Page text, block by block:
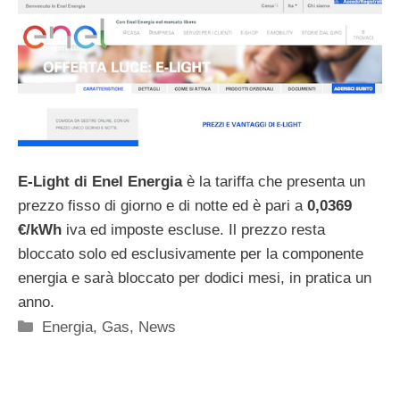
E-Light di Enel Energiaè la tariffa che presenta un
prezzo fisso di giorno e di notte ed è pari a 0,0369
€/kWh iva ed imposte escluse. Il prezzo resta
bloccato solo ed esclusivamente per la componente
energia e sarà bloccato per dodici mesi, in pratica un
anno.
Categorie
Energia, Gas, News